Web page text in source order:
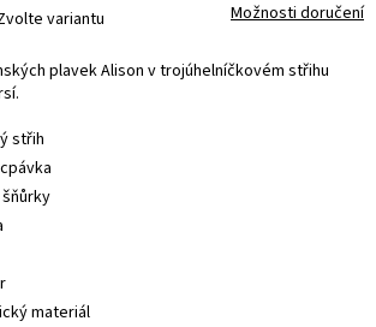
variantu Možnosti doručení
plavek Alison v trojúhelníčkovém střihu
střih
materiál